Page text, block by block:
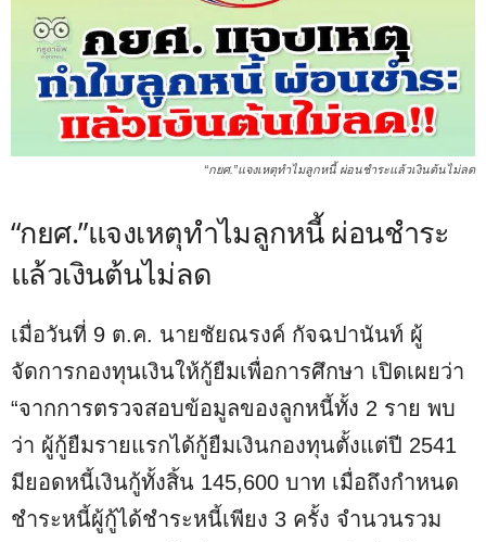
“กยศ.”แจงเหตุทำไมลูกหนี้ ผ่อนชำระแล้วเงินต้นไม่ลด
“กยศ.”แจงเหตุทำไมลูกหนี้ ผ่อนชำระ
แล้วเงินต้นไม่ลด
เมื่อวันที่ 9 ต.ค. นายชัยณรงค์ กัจฉปานันท์ ผู้
จัดการกองทุนเงินให้กู้ยืมเพื่อการศึกษา เปิดเผยว่า
“จากการตรวจสอบข้อมูลของลูกหนี้ทั้ง 2 ราย พบ
ว่า ผู้กู้ยืมรายแรกได้กู้ยืมเงินกองทุนตั้งแต่ปี 2541
มียอดหนี้เงินกู้ทั้งสิ้น 145,600 บาท เมื่อถึงกำหนด
ชำระหนี้ผู้กู้ได้ชำระหนี้เพียง 3 ครั้ง จำนวนรวม